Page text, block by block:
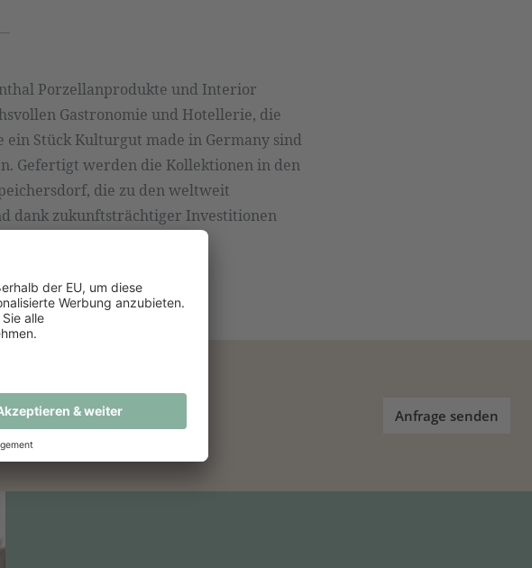
Porzellanprodukte und Interior
Gastronomie und Hotellerie, die
Stück Kulturgut made in Germany sind
Gefertigt werden die Kollektionen in den
die zu den weltweit
dank zukunftsträchtiger Investitionen
bestellen.
Anfrage senden